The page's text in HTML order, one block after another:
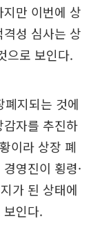
만 이번에 상
성 심사는 상
으로 보인다.
지되는 것에
자를 추진하
이라 상장 폐
영진이 횡령·
가 된 상태에
인다.